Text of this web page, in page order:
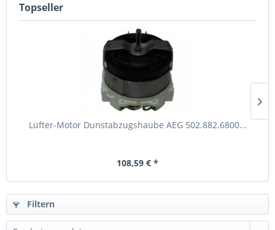
Topseller
Lüfter-Motor Dunstabzugshaube AEG 502.882.6800...
108,59 € *
Filtern